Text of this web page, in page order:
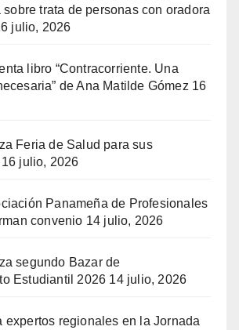
trata de personas con oradora
julio, 2026
libro “Contracorriente. Una
de Ana Matilde Gómez 16
Feria de Salud para sus
16 julio, 2026
Panameña de Profesionales
convenio 14 julio, 2026
segundo Bazar de
Estudiantil 2026 14 julio, 2026
expertos regionales en la Jornada